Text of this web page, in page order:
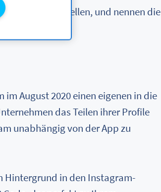
Instagram erstellen, und nennen die
August 2020 einen eigenen in die
das Teilen ihrer Profile
unabhängig von der App zu
Hintergrund in den Instagram-